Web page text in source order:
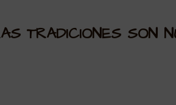
TRADICIONES SON